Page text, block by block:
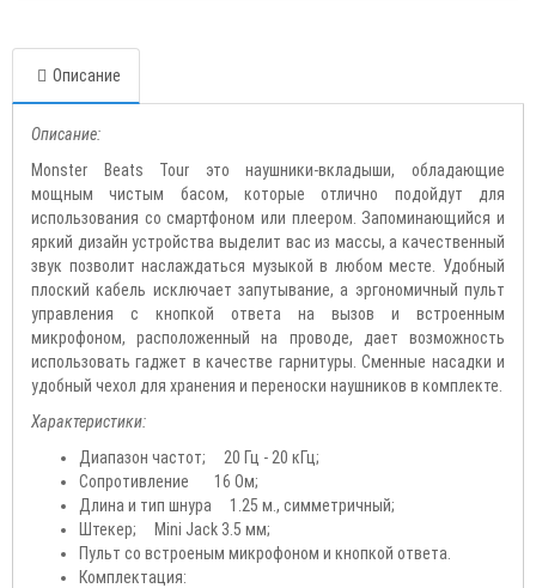
Описание
Описание:
Monster Beats Tour это наушники-вкладыши, обладающие
мощным чистым басом, которые отлично подойдут для
использования со смартфоном или плеером. Запоминающийся и
яркий дизайн устройства выделит вас из массы, а качественный
звук позволит наслаждаться музыкой в любом месте. Удобный
плоский кабель исключает запутывание, а эргономичный пульт
управления с кнопкой ответа на вызов и встроенным
микрофоном, расположенный на проводе, дает возможность
использовать гаджет в качестве гарнитуры. Сменные насадки и
удобный чехол для хранения и переноски наушников в комплекте.
Характеристики:
Диапазон частот; 20 Гц - 20 кГц;
Сопротивление 16 Ом;
Длина и тип шнура 1.25 м., симметричный;
Штекер; Mini Jack 3.5 мм;
Пульт со встроеным микрофоном и кнопкой ответа.
Комплектация: